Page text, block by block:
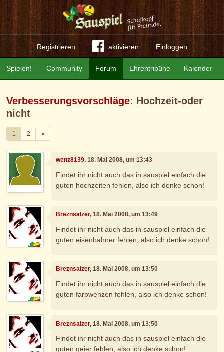
Registrieren aktivieren Einloggen
Community Forum Ehrentribüne Kalender
Spielen!
Verbesserungsvorschläge: Hochzeit-oder
nicht
1 2 »Weiter
wenz8139, 18. Mai 2008, um 13:43
Findet ihr nicht auch das in sauspiel einfach die
guten hochzeiten fehlen, also ich denke schon!
Breznsalzer, 18. Mai 2008, um 13:49
Findet ihr nicht auch das in sauspiel einfach die
guten eisenbahner fehlen, also ich denke schon!
Breznsalzer, 18. Mai 2008, um 13:50
Findet ihr nicht auch das in sauspiel einfach die
guten farbwenzen fehlen, also ich denke schon!
Breznsalzer, 18. Mai 2008, um 13:50
Findet ihr nicht auch das in sauspiel einfach die
guten geier fehlen, also ich denke schon!